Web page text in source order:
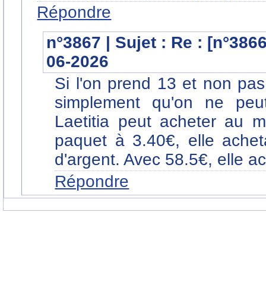
Répondre
n°3867 | Sujet : Re :
06-2026
Si l'on prend 13 et non
simplement qu'on ne
Laetitia peut acheter au
paquet à 3.40€, elle
d'argent. Avec 58.5€, elle
Répondre